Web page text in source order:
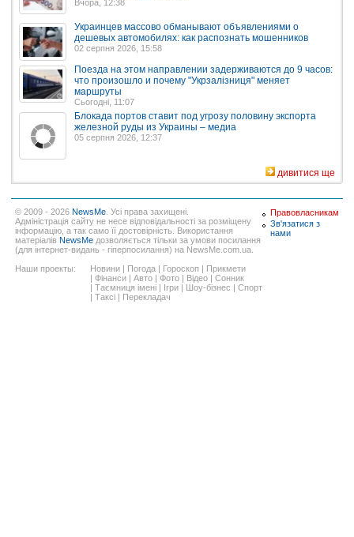
Вчора, 12:38
Украинцев массово обманывают объявлениями о
дешевых автомобилях: как распознать мошенников
02 серпня 2026, 15:58
Поезда на этом направлении задерживаются до 9 часов:
что произошло и почему "Укрзалізниця" меняет
маршруты
Сьогодні, 11:07
Блокада портов ставит под угрозу половину экспорта
железной руды из Украины – медиа
05 серпня 2026, 12:37
дивитися ще
© 2009 - 2026 NewsMe . Усі права захищені.
Адміністрація сайту не несе відповідальності за розміщену
інформацію, а так само її достовірність. Використання
матеріалів NewsMe дозволяється тільки за умови посилання
(для інтернет-видань - гіперпосилання) на NewsMe.com.ua.
Наши проекты:
Новини | Погода | Гороскоп | Прикмети
| Фінанси | Авто | Фото | Відео | Сонник
| Таємниця імені | Ігри | Шоу-бізнес | Спорт
| Таксі | Перекладач
Правовласникам
Зв'язатися з
нами